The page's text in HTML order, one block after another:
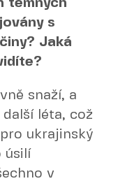
temných
s
Jaká
snaží, a
léta, což
ukrajinský
úsilí
v